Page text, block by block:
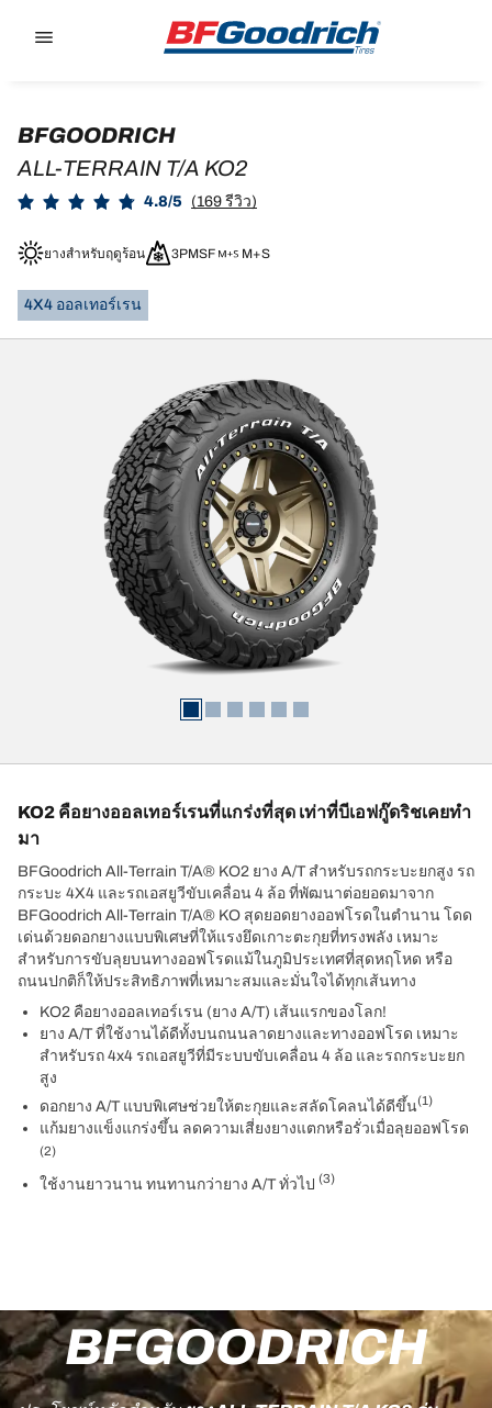
BFGOODRICH
ALL-TERRAIN T/A KO2
4.8/5 (169 รีวิว)
ยางสำหรับฤดูร้อน 3PMSF M+S
4X4 ออลเทอร์เรน
KO2 คือยางออลเทอร์เรนที่แกร่งที่สุด เท่าที่บีเอฟกู๊ดริชเคยทำ
มา
BFGoodrich All-Terrain T/A® KO2 ยาง A/T สำหรับรถกระบะยกสูง รถ
กระบะ 4X4 และรถเอสยูวีขับเคลื่อน 4 ล้อ ที่พัฒนาต่อยอดมาจาก
BFGoodrich All-Terrain T/A® KO สุดยอดยางออฟโรดในตำนาน โดด
เด่นด้วยดอกยางแบบพิเศษที่ให้แรงยึดเกาะตะกุยที่ทรงพลัง เหมาะ
สำหรับการขับลุยบนทางออฟโรดแม้ในภูมิประเทศที่สุดหฤโหด หรือ
ถนนปกติก็ให้ประสิทธิภาพที่เหมาะสมและมั่นใจได้ทุกเส้นทาง
KO2 คือยางออลเทอร์เรน (ยาง A/T) เส้นแรกของโลก!
ยาง A/T ที่ใช้งานได้ดีทั้งบนถนนลาดยางและทางออฟโรด เหมาะ
สำหรับรถ 4x4 รถเอสยูวีที่มีระบบขับเคลื่อน 4 ล้อ และรถกระบะยก
สูง
ดอกยาง A/T แบบพิเศษช่วยให้ตะกุยและสลัดโคลนได้ดีขึ้น(1)
แก้มยางแข็งแกร่งขึ้น ลดความเสี่ยงยางแตกหรือรั่วเมื่อลุยออฟโรด
(2)
ใช้งานยาวนาน ทนทานกว่ายาง A/T ทั่วไป (3)
BFGOODRICH